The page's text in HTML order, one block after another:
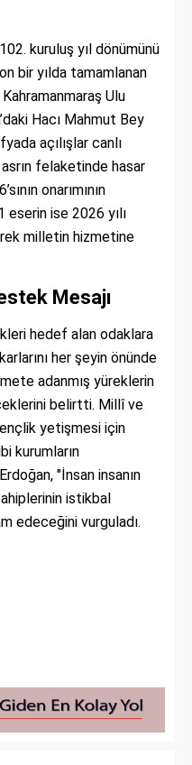
kuruluş yıl dönümünü
bir yılda tamamlanan
Ulu
Hacı Mahmut Bey
açılışlar canlı
felaketinde hasar
onarımının
eserin ise 2026 yılı
milletin hizmetine
Mesajı
hedef alan odaklara
her şeyin önünde
adanmış yüreklerin
belirtti. Millî ve
yetişmesi için
kurumların
"İnsan insanın
istikbal
edeceğini vurguladı.